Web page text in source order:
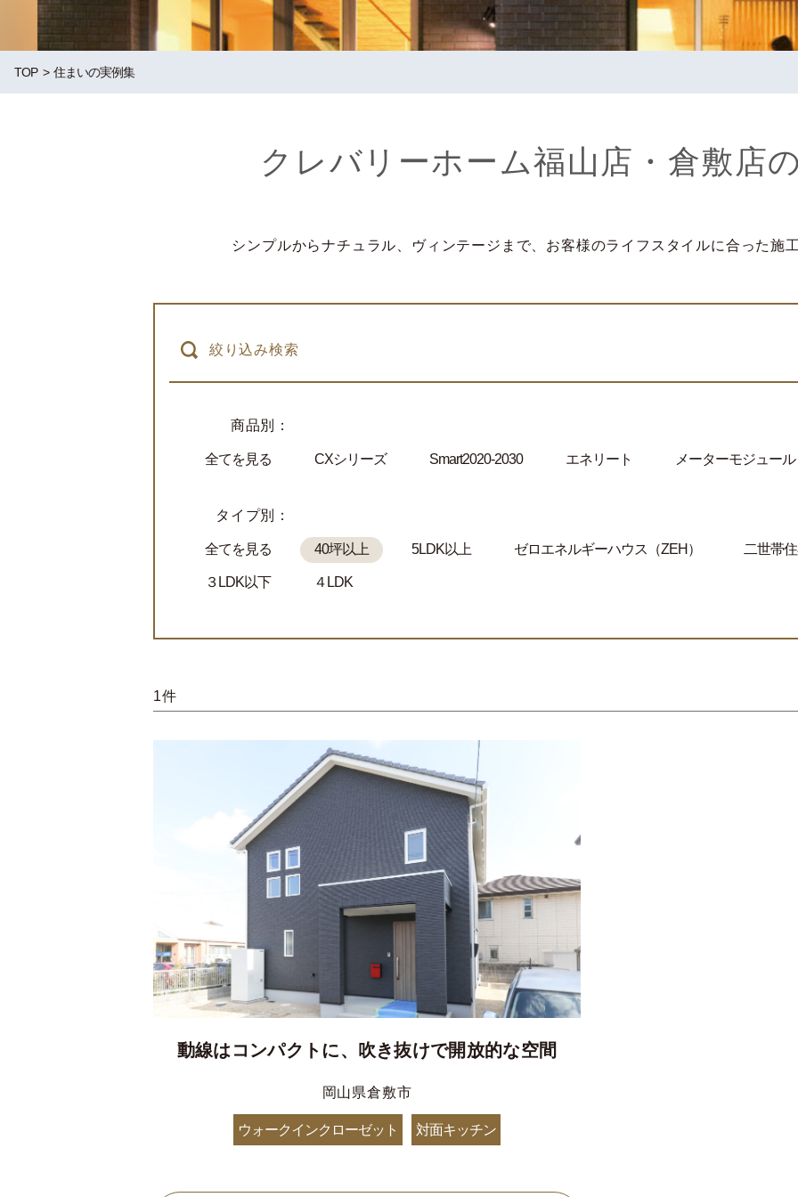
TOP 住まいの実例集
クレバリーホーム福山店・倉敷店の
シンプルからナチュラル、ヴィンテージまで、お客様のライフスタイルに合った施
絞り込み検索
商品別：
全てを見る CXシリーズ Smart2020-2030 エネリート メーターモジュール
タイプ別：
全てを見る 40坪以上 5LDK以上 ゼロエネルギーハウス（ZEH） 二世帯
３LDK以下 ４LDK
1件
動線はコンパクトに、吹き抜けで開放的な空間
岡山県倉敷市
ウォークインクローゼット 対面キッチン